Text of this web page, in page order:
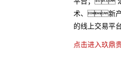
术、新产
的线上交易
点击进入玖鼎